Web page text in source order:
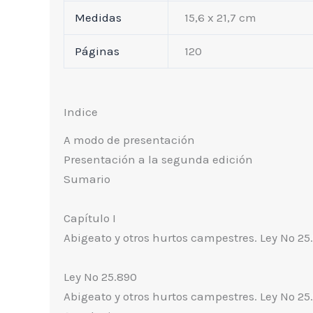
Medidas 15,6 x 21,7 cm
Páginas 120
Indice
A modo de presentación
Presentación a la segunda edición
Sumario
Capítulo I
Abigeato y otros hurtos campestres. Ley Nº
Ley Nº 25.890
Abigeato y otros hurtos campestres. Ley Nº